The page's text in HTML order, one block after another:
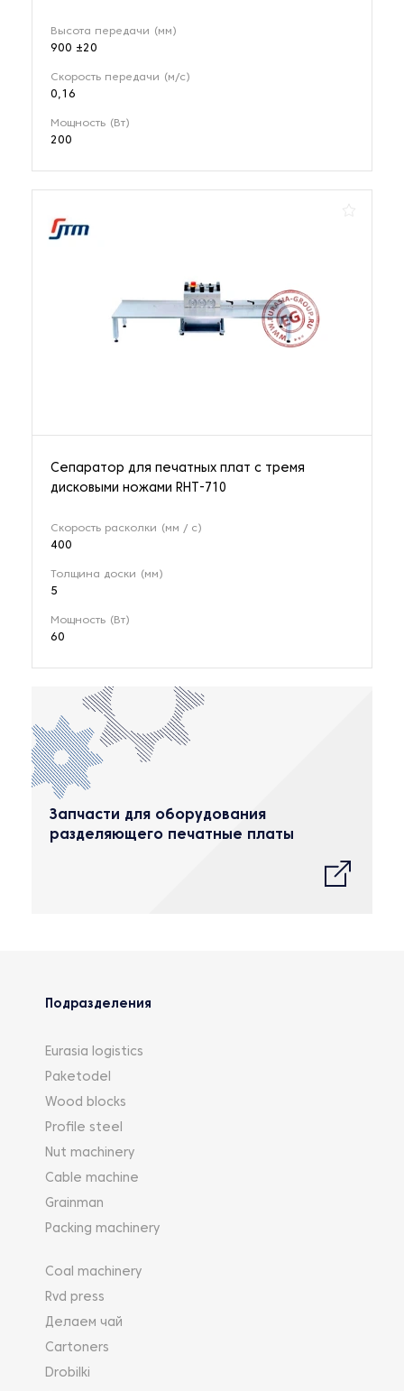
Высота передачи (мм)
900 ±20
Скорость передачи (м/с)
0,16
Мощность (Вт)
200
Сепаратор для печатных плат с тремя
дисковыми ножами RHT-710
Скорость расколки (мм / с)
400
Толщина доски (мм)
5
Мощность (Вт)
60
Запчасти для оборудования
разделяющего печатные платы
Подразделения
Eurasia logistics
Paketodel
Wood blocks
Profile steel
Nut machinery
Cable machine
Grainman
Packing machinery
Coal machinery
Rvd press
Делаем чай
Cartoners
Drobilki